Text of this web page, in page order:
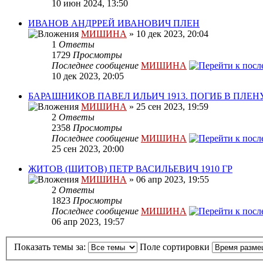
10 июн 2024, 13:50
ИВАНОВ АНДРРЕЙ ИВАНОВИЧ ПЛЕН
МИШИНА » 10 дек 2023, 20:04
1 Ответы
1729 Просмотры
Последнее сообщение МИШИНА
10 дек 2023, 20:05
БАРАШНИКОВ ПАВЕЛ ИЛЬИЧ 1913. ПОГИБ В
МИШИНА » 25 сен 2023, 19:59
2 Ответы
2358 Просмотры
Последнее сообщение МИШИНА
25 сен 2023, 20:00
ЖИТОВ (ШИТОВ) ПЕТР ВАСИЛЬЕВИЧ 1910 ГР
МИШИНА » 06 апр 2023, 19:55
2 Ответы
1823 Просмотры
Последнее сообщение МИШИНА
06 апр 2023, 19:57
Показать темы за: Поле сортировки